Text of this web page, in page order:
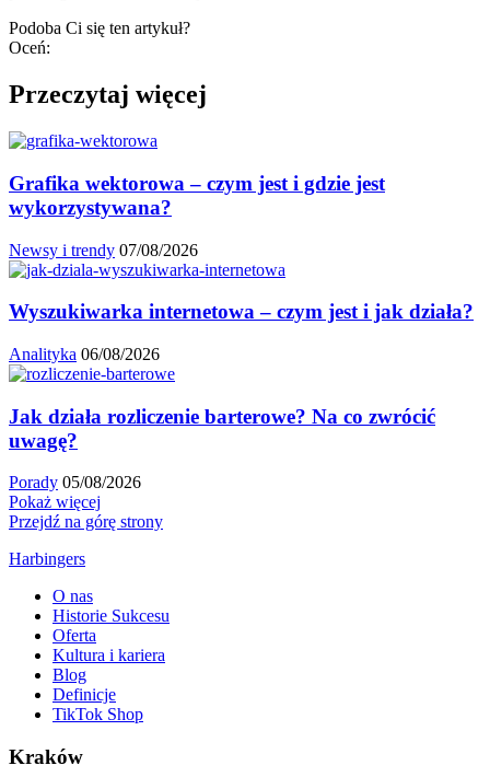
Podoba Ci się ten artykuł?
Oceń:
Przeczytaj więcej
Grafika wektorowa – czym jest i gdzie jest
wykorzystywana?
Newsy i trendy 07/08/2026
Wyszukiwarka internetowa – czym jest i jak działa?
Analityka 06/08/2026
Jak działa rozliczenie barterowe? Na co zwrócić
uwagę?
Porady 05/08/2026
Pokaż więcej
Przejdź na górę strony
Harbingers
O nas
Historie Sukcesu
Oferta
Kultura i kariera
Blog
Definicje
TikTok Shop
Kraków